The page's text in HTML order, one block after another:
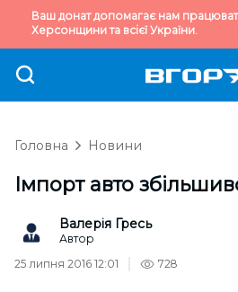
Ваш донат допомагає нам
Херсонщини та всієї України.
Головна Новини
Імпорт авто
Валерія Гресь
Автор
25 липня 2016 12:01
728